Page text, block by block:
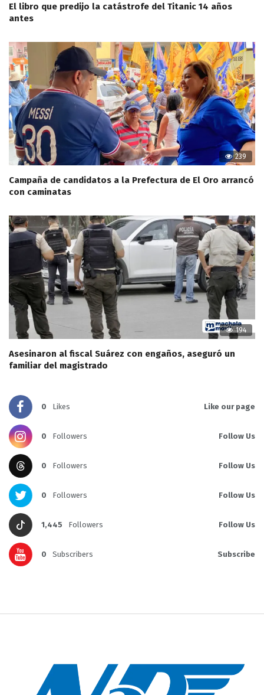
El libro que predijo la catástrofe del Titanic 14 años
antes
239
Campaña de candidatos a la Prefectura de El Oro arrancó
con caminatas
194
Asesinaron al fiscal Suárez con engaños, aseguró un
familiar del magistrado
0 Likes Like our page
0 Followers Follow Us
0 Followers Follow Us
0 Followers Follow Us
1,445 Followers Follow Us
0 Subscribers Subscribe